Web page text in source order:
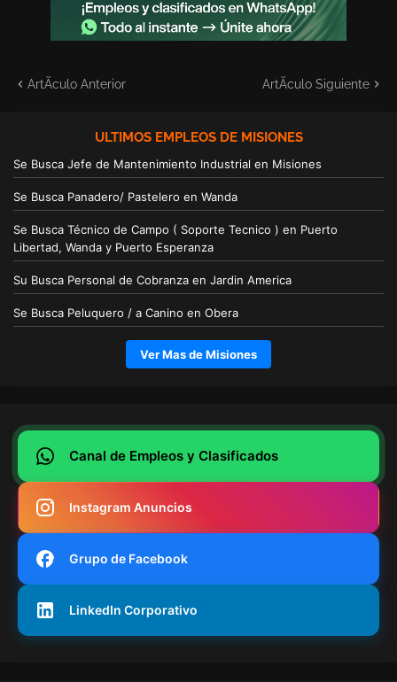
ArtÃ­culo Anterior ArtÃ­culo Siguiente
ULTIMOS EMPLEOS DE MISIONES
Se Busca Jefe de Mantenimiento Industrial en Misiones
Se Busca Panadero/ Pastelero en Wanda
Se Busca Técnico de Campo ( Soporte Tecnico ) en Puerto
Libertad, Wanda y Puerto Esperanza
Su Busca Personal de Cobranza en Jardin America
Se Busca Peluquero / a Canino en Obera
Ver Mas de Misiones
Canal de Empleos y Clasificados
Instagram Anuncios
Grupo de Facebook
LinkedIn Corporativo